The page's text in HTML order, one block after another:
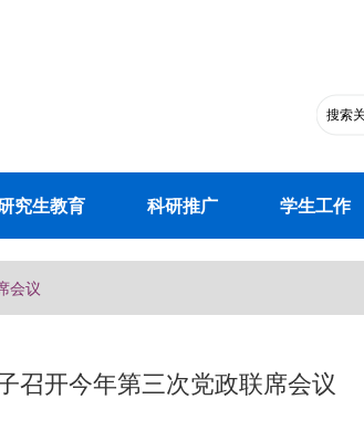
究生教育 科研推广 学生工作
会议
召开今年第三次党政联席会议